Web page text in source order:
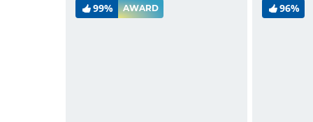
99% AWARD 96%